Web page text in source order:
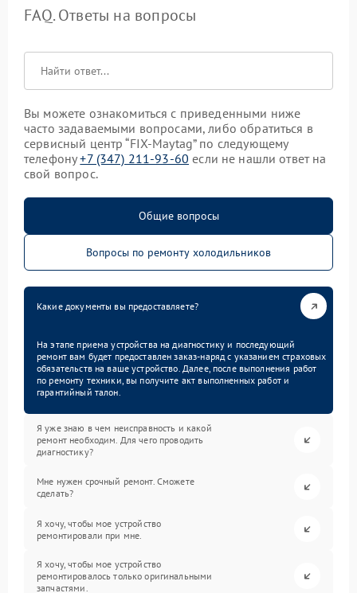
FAQ. Ответы на вопросы
Вы можете ознакомиться с приведенными ниже
часто задаваемыми вопросами, либо обратиться в
сервисный центр “FIX-Maytag” по следующему
телефону+7 (347) 211-93-60 если не нашли ответ на
свой вопрос.
Общие вопросы
Вопросы по ремонту холодильников
Какие документы вы предоставляете?
На этапе приема устройства на диагностику и последующий
ремонт вам будет предоставлен заказ-наряд с указанием страховых
обязательств на ваше устройство. Далее, после выполнения работ
по ремонту техники, вы получите акт выполненных работ и
гарантийный талон.
Я уже знаю в чем неисправность и какой
ремонт необходим. Для чего проводить
диагностику?
Мне нужен срочный ремонт. Сможете
сделать?
Я хочу, чтобы мое устройство
ремонтировали при мне.
Я хочу, чтобы мое устройство
ремонтировалось только оригинальными
запчастями.